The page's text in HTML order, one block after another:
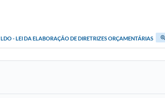
LDO - LEI DA ELABORAÇÃO DE DIRETRIZES ORÇAMENTÁRIAS